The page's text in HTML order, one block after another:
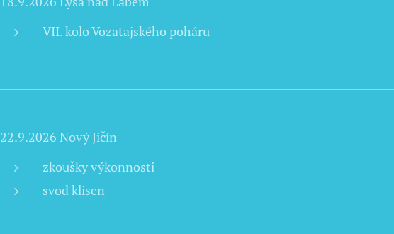
VII. kolo Vozatajského poháru
22.9.2026 Nový Jičín
zkoušky výkonnosti
svod klisen